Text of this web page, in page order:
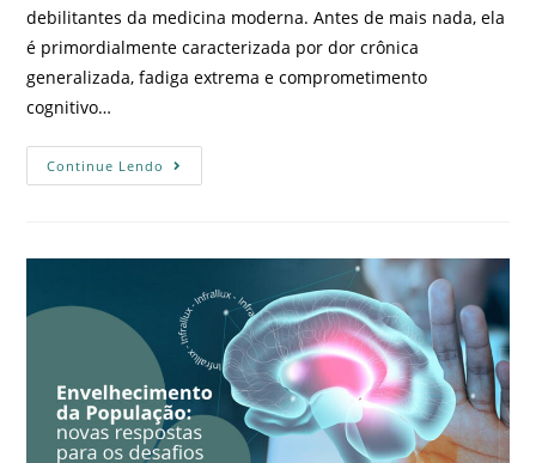
debilitantes da medicina moderna. Antes de mais nada, ela
é primordialmente caracterizada por dor crônica
generalizada, fadiga extrema e comprometimento
cognitivo…
Continue Lendo